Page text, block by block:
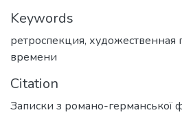
Keywords
ретроспекция, художественная
времени
Citation
Записки з романо-германської